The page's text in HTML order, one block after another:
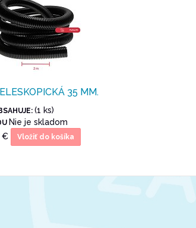
35 MM.
(1 ks)
Nie je skladom
€ Vložiť do košíka